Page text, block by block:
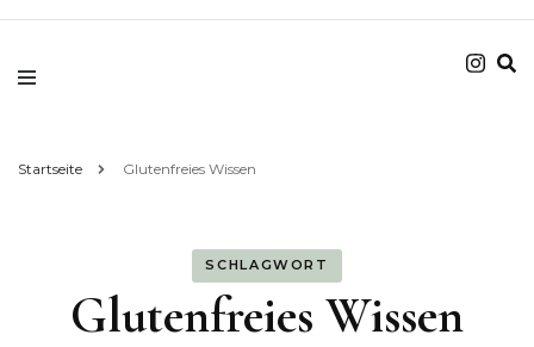
my glutenfree
Startseite Glutenfreies Wissen
SCHLAGWORT
Glutenfreies Wissen